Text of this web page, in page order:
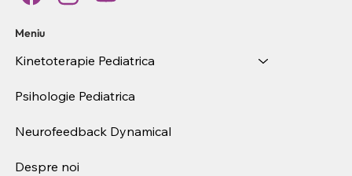
Meniu
Kinetoterapie Pediatrica
Psihologie Pediatrica
Neurofeedback Dynamical
Despre noi